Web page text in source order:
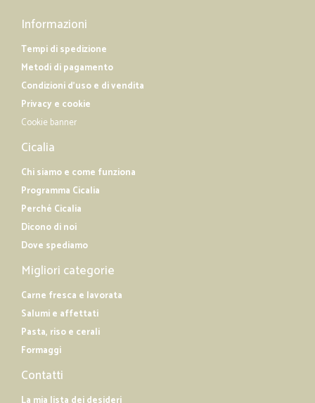
Informazioni
Tempi di spedizione
Metodi di pagamento
Condizioni d'uso e di vendita
Privacy e cookie
Cookie banner
Cicalia
Chi siamo e come funziona
Programma Cicalia
Perché Cicalia
Dicono di noi
Dove spediamo
Migliori categorie
Carne fresca e lavorata
Salumi e affettati
Pasta, riso e cerali
Formaggi
Contatti